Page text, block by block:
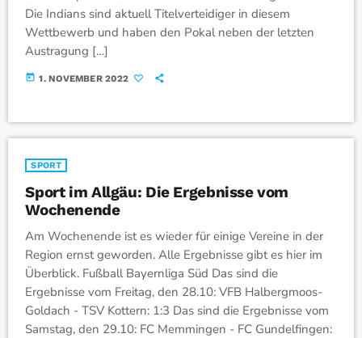
Die Indians sind aktuell Titelverteidiger in diesem
Wettbewerb und haben den Pokal neben der letzten
Austragung […]
today 1. NOVEMBER 2022
SPORT
Sport im Allgäu: Die Ergebnisse vom
Wochenende
Am Wochenende ist es wieder für einige Vereine in der
Region ernst geworden. Alle Ergebnisse gibt es hier im
Überblick. Fußball Bayernliga Süd Das sind die
Ergebnisse vom Freitag, den 28.10: VFB Halbergmoos-
Goldach - TSV Kottern: 1:3 Das sind die Ergebnisse vom
Samstag, den 29.10: FC Memmingen - FC Gundelfingen: